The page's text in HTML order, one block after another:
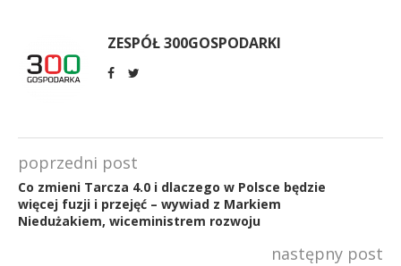
ZESPÓŁ 300GOSPODARKI
poprzedni post
Co zmieni Tarcza 4.0 i dlaczego w Polsce będzie
więcej fuzji i przejęć – wywiad z Markiem
Niedużakiem, wiceministrem rozwoju
następny post